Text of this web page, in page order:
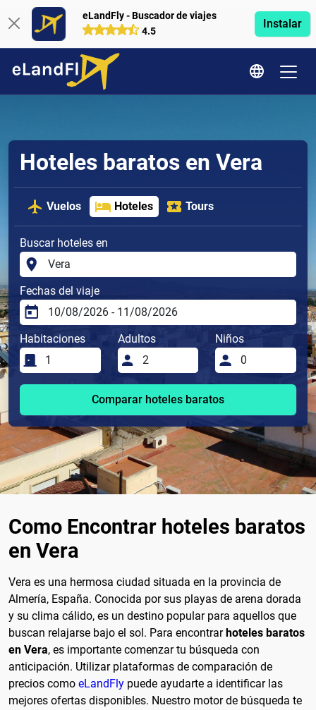
eLandFly - Buscador de viajes
4.5
Instalar
Hoteles baratos en Vera
Vuelos Hoteles Tours
Buscar hoteles en
Fechas del viaje
Habitaciones Adultos Niños
Comparar hoteles baratos
Como Encontrar hoteles baratos
en Vera
Vera es una hermosa ciudad situada en la provincia de
Almería, España. Conocida por sus playas de arena dorada
y su clima cálido, es un destino popular para aquellos que
buscan relajarse bajo el sol. Para encontrar hoteles baratos
en Vera, es importante comenzar tu búsqueda con
anticipación. Utilizar plataformas de comparación de
precios como eLandFly puede ayudarte a identificar las
mejores ofertas disponibles. Nuestro motor de búsqueda te